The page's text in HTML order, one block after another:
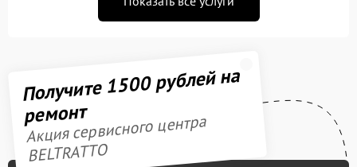
Получите 1500 рублей на
ремонт
Акция сервисного центра
BELTRATTO